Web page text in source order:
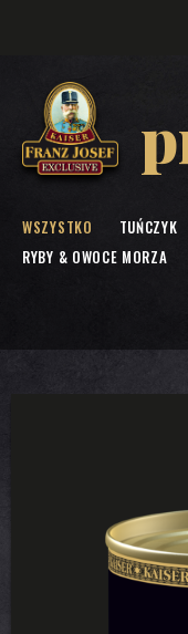
WSZYSTKO TUŃCZYK
RYBY & OWOCE MORZA